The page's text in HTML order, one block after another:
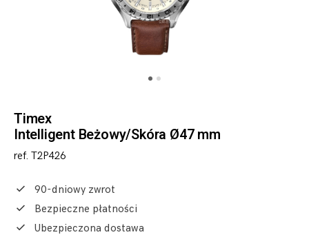
Timex
Intelligent Beżowy/Skóra Ø47 mm
ref. T2P426
90-dniowy zwrot
Bezpieczne płatności
Ubezpieczona dostawa